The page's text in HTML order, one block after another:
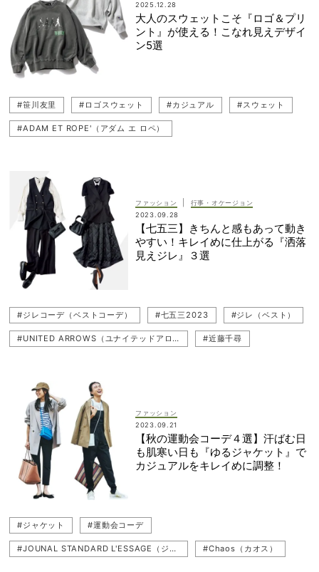
#ワントーンコーデ #フリース #カジュアル
#FRAY I.D（フレイ アイディー） #笹川友里 #プチプラ
#ADAM ET ROPE'（アダム エ ロペ）
#カラーアイテム #Mila Owen（ミラ オーウェン）
#Columbia（コロンビア） #ロゴスウェット
2025.12.28
大人のスウェットこそ『ロゴ＆プリ
ント』が使える！こなれ見えデザイ
ン5選
#笹川友里 #ロゴスウェット #カジュアル #スウェット
#ADAM ET ROPE'（アダム エ ロペ）
#帰省コーデ #スウェットコーデ
ファッション
行事・オケージョン
2023.09.28
【七五三】きちんと感もあって動き
やすい！キレイめに仕上がる『洒落
見えジレ』３選
#ジレコーデ（ベストコーデ） #七五三2023 #ジレ（ベスト）
#UNITED ARROWS（ユナイテッドアローズ） #近藤千尋
#七五三コーデ
ファッション
2023.09.21
【秋の運動会コーデ４選】汗ばむ日
も肌寒い日も『ゆるジャケット』で
カジュアルをキレイめに調整！
#ジャケット #運動会コーデ
#JOUNAL STANDARD L'ESSAGE（ジャーナル スタンダード レサージュ） #Chaos（カオス）